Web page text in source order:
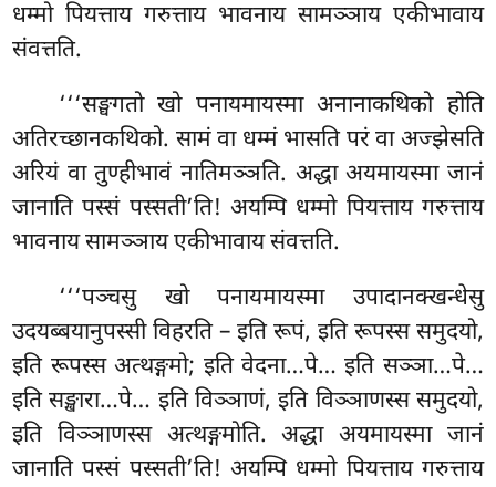
धम्मो पियत्ताय गरुत्ताय भावनाय सामञ्ञाय एकीभावाय
संवत्तति.
‘‘‘सङ्घगतोखो पनायमायस्मा अनानाकथिको होति
अतिरच्छानकथिको. सामं वा धम्मं भासति परं वा अज्झेसति
अरियं वा तुण्हीभावं नातिमञ्ञति. अद्धा अयमायस्मा जानं
जानाति पस्सं पस्सती’ति! अयम्पि धम्मो पियत्ताय गरुत्ताय
भावनाय सामञ्ञाय एकीभावाय संवत्तति.
‘‘‘पञ्चसु खो पनायमायस्मा उपादानक्खन्धेसु
उदयब्बयानुपस्सी विहरति – इति रूपं, इति रूपस्स समुदयो,
इति रूपस्स अत्थङ्गमो; इति वेदना…पे… इति सञ्ञा…पे…
इति सङ्खारा…पे… इति विञ्ञाणं, इति विञ्ञाणस्स समुदयो,
इति विञ्ञाणस्स अत्थङ्गमोति. अद्धा अयमायस्मा जानं
जानाति पस्सं पस्सती’ति! अयम्पि धम्मो पियत्ताय गरुत्ताय